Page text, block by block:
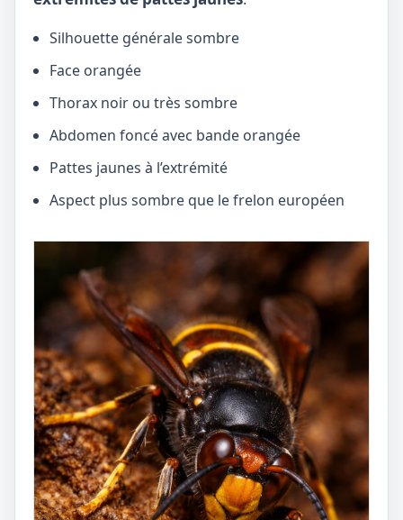
Silhouette générale sombre
Face orangée
Thorax noir ou très sombre
Abdomen foncé avec bande orangée
Pattes jaunes à l’extrémité
Aspect plus sombre que le frelon européen